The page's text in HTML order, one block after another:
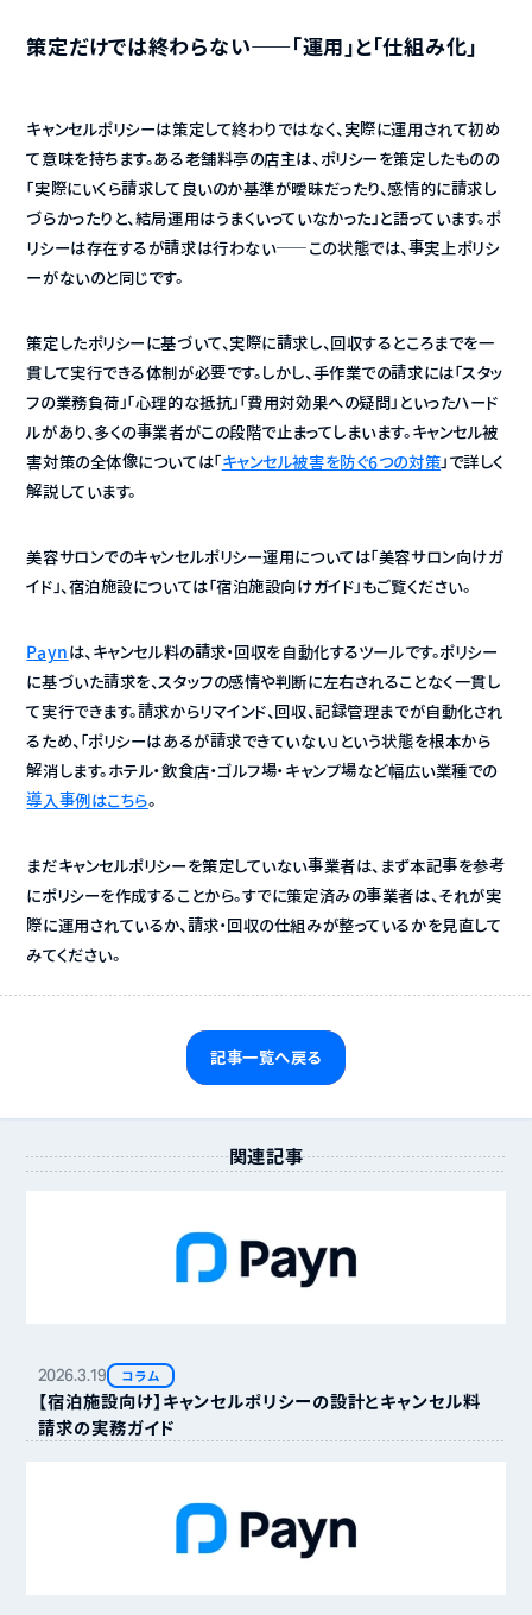
策定だけでは終わらない——「運用」と「仕組み化」
キャンセルポリシーは策定して終わりではなく、実際に運用されて初め
て意味を持ちます。ある老舗料亭の店主は、ポリシーを策定したものの
「実際にいくら請求して良いのか基準が曖昧だったり、感情的に請求し
づらかったりと、結局運用はうまくいっていなかった」と語っています。ポ
リシーは存在するが請求は行わない——この状態では、事実上ポリシ
ーがないのと同じです。
策定したポリシーに基づいて、実際に請求し、回収するところまでを一
貫して実行できる体制が必要です。しかし、手作業での請求には「スタッ
フの業務負荷」「心理的な抵抗」「費用対効果への疑問」といったハード
ルがあり、多くの事業者がこの段階で止まってしまいます。キャンセル被
害対策の全体像については「 キャンセル被害を防ぐ6つの対策 」で詳しく
解説しています。
美容サロンでのキャンセルポリシー運用については「美容サロン向けガ
イド」、宿泊施設については「宿泊施設向けガイド」もご覧ください。
Payn は、キャンセル料の請求・回収を自動化するツールです。ポリシー
に基づいた請求を、スタッフの感情や判断に左右されることなく一貫し
て実行できます。請求からリマインド、回収、記録管理までが自動化され
るため、「ポリシーはあるが請求できていない」という状態を根本から
解消します。ホテル・飲食店・ゴルフ場・キャンプ場など幅広い業種での
導入事例はこちら。
まだキャンセルポリシーを策定していない事業者は、まず本記事を参考
にポリシーを作成することから。すでに策定済みの事業者は、それが実
際に運用されているか、請求・回収の仕組みが整っているかを見直して
みてください。
記事一覧へ戻る
関連記事
2026.3.19 コラム
【宿泊施設向け】キャンセルポリシーの設計とキャンセル料
請求の実務ガイド